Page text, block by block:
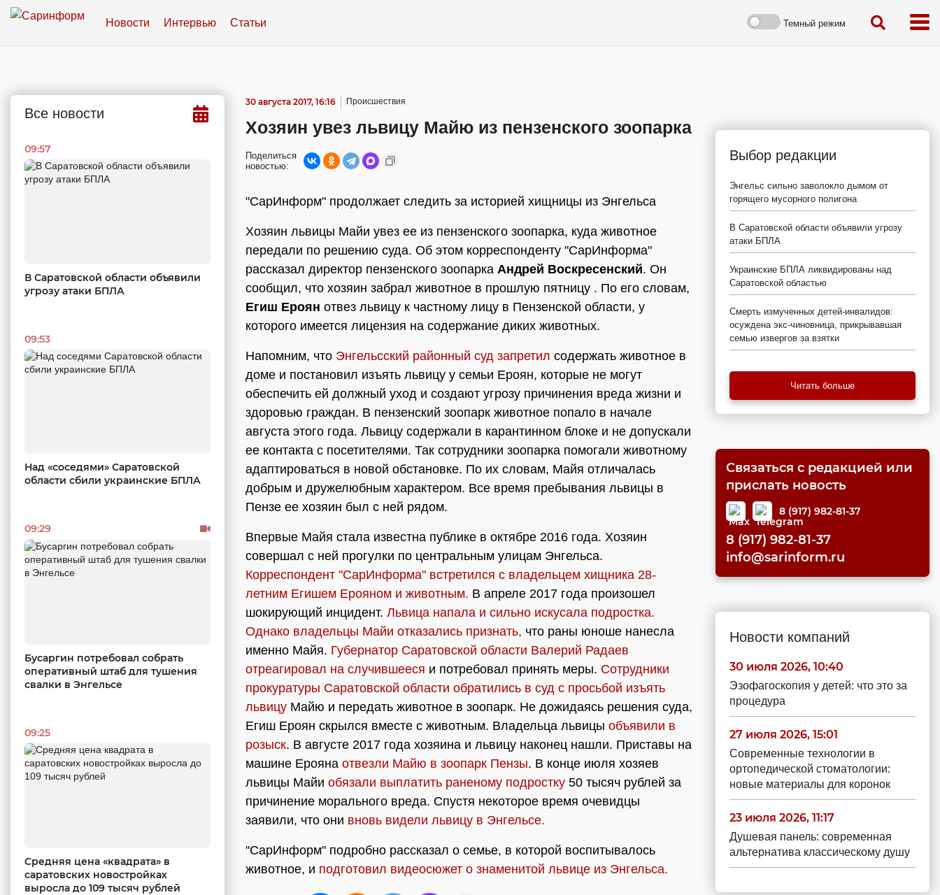
Новости Интервью Статьи Темный режим
Все новости
09:57
В Саратовской области объявили
угрозу атаки БПЛА
09:53
Над «соседями» Саратовской
области сбили украинские БПЛА
09:29
Бусаргин потребовал собрать
оперативный штаб для тушения
свалки в Энгельсе
09:25
Средняя цена «квадрата» в
саратовских новостройках
выросла до 109 тысяч рублей
30 августа 2017, 16:16 Происшествия
Хозяин увез львицу Майю из пензенского зоопарка
Поделиться
новостью:
"СарИнформ" продолжает следить за историей хищницы из Энгельса
Хозяин львицы Майи увез ее из пензенского зоопарка, куда животное
передали по решению суда. Об этом корреспонденту "СарИнформа"
рассказал директор пензенского зоопарка Андрей Воскресенский. Он
сообщил, что хозяин забрал животное в прошлую пятницу . По его словам,
Егиш Ероян отвез львицу к частному лицу в Пензенской области, у
которого имеется лицензия на содержание диких животных.
Напомним, что Энгельсский районный суд запретил содержать животное в
доме и постановил изъять львицу у семьи Ероян, которые не могут
обеспечить ей должный уход и создают угрозу причинения вреда жизни и
здоровью граждан. В пензенский зоопарк животное попало в начале
августа этого года. Львицу содержали в карантинном блоке и не допускали
ее контакта с посетителями. Так сотрудники зоопарка помогали животному
адаптироваться в новой обстановке. По их словам, Майя отличалась
добрым и дружелюбным характером. Все время пребывания львицы в
Пензе ее хозяин был с ней рядом.
Впервые Майя стала известна публике в октябре 2016 года. Хозяин
совершал с ней прогулки по центральным улицам Энгельса.
Корреспондент "СарИнформа" встретился с владельцем хищника 28-
летним Егишем Ерояном и животным. В апреле 2017 года произошел
шокирующий инцидент. Львица напала и сильно искусала подростка.
Однако владельцы Майи отказались признать, что раны юноше нанесла
именно Майя. Губернатор Саратовской области Валерий Радаев
отреагировал на случившееся и потребовал принять меры. Сотрудники
прокуратуры Саратовской области обратились в суд с просьбой изъять
львицу Майю и передать животное в зоопарк. Не дожидаясь решения суда,
Егиш Ероян скрылся вместе с животным. Владельца львицы объявили в
розыск. В августе 2017 года хозяина и львицу наконец нашли. Приставы на
машине Ерояна отвезли Майю в зоопарк Пензы. В конце июля хозяев
львицы Майи обязали выплатить раненому подростку 50 тысяч рублей за
причинение морального вреда. Спустя некоторое время очевидцы
заявили, что они вновь видели львицу в Энгельсе.
"СарИнформ" подробно рассказал о семье, в которой воспитывалось
животное, и подготовил видеосюжет о знаменитой львице из Энгельса.
Выбор редакции
Энгельс сильно заволокло дымом от
горящего мусорного полигона
В Саратовской области объявили угрозу
атаки БПЛА
Украинские БПЛА ликвидированы над
Саратовской областью
Смерть измученных детей-инвалидов:
осуждена экс-чиновница, прикрывавшая
семью извергов за взятки
Читать больше
Связаться с редакцией или
прислать новость
8 (917) 982-81-37
8 (917) 982-81-37
info@sarinform.ru
Новости компаний
30 июля 2026, 10:40
Эзофагоскопия у детей: что это за
процедура
27 июля 2026, 15:01
Современные технологии в
ортопедической стоматологии:
новые материалы для коронок
23 июля 2026, 11:17
Душевая панель: современная
альтернатива классическому душу